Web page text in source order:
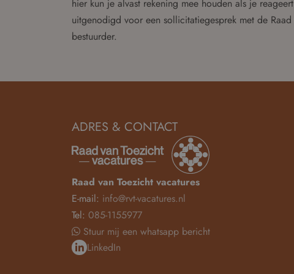
hier kun je alvast rekening mee houden als je
uitgenodigd voor een sollicitatiegesprek met de
bestuurder.
ADRES & CONTACT
Raad van Toezicht vacatures
E-mail: info@rvt-vacatures.nl
Tel: 085-1155977
Stuur mij een whatsapp bericht
LinkedIn